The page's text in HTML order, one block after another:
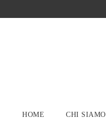
HOME CHI SIAMO